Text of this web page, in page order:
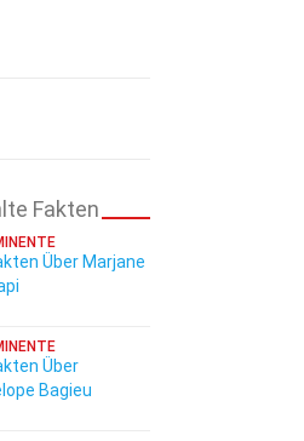
Fakten
Über Marjane
Über
Bagieu